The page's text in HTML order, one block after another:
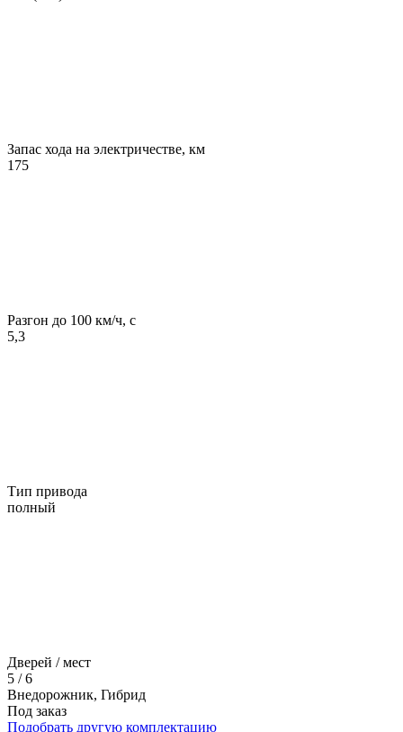
Запас хода на электричестве, км
175
Разгон до 100 км/ч, с
5,3
Тип привода
полный
Дверей / мест
5 / 6
Внедорожник, Гибрид
Под заказ
Подобрать другую комплектацию